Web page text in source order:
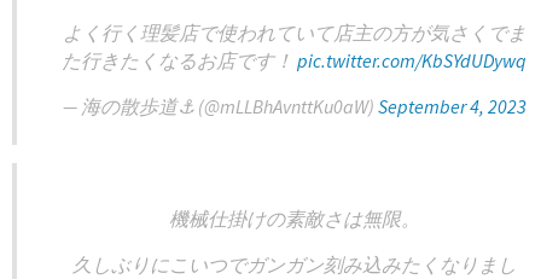
よく行く理髪店で使われていて店主の方が気さくでま
た行きたくなるお店です！ pic.twitter.com/KbSYdUDywq
— 海の散歩道⚓️ (@mLLBhAvnttKu0aW) September 4, 2023
機械仕掛けの素敵さは無限。
久しぶりにこいつでガンガン刻み込みたくなりまし